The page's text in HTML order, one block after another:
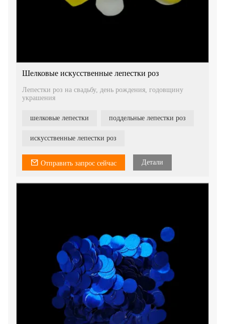
Шелковые искусственные лепестки роз
Лепестки роз на свадьбу, день рождения, годовщину
украшения
шелковые лепестки поддельные лепестки роз
искусственные лепестки роз
Отправить запрос сейчас Детали